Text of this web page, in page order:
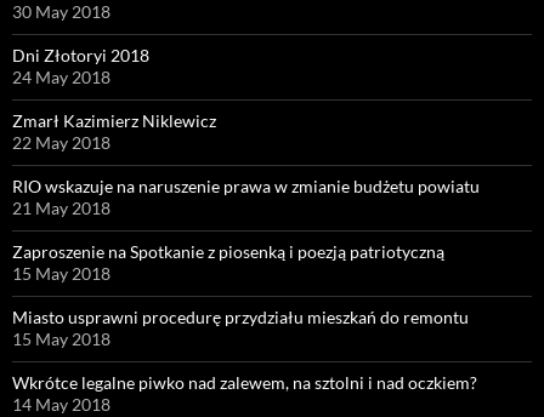
30 May 2018
Dni Złotoryi 2018
24 May 2018
Zmarł Kazimierz Niklewicz
22 May 2018
RIO wskazuje na naruszenie prawa w zmianie budżetu powiatu
21 May 2018
Zaproszenie na Spotkanie z piosenką i poezją patriotyczną
15 May 2018
Miasto usprawni procedurę przydziału mieszkań do remontu
15 May 2018
Wkrótce legalne piwko nad zalewem, na sztolni i nad oczkiem?
14 May 2018